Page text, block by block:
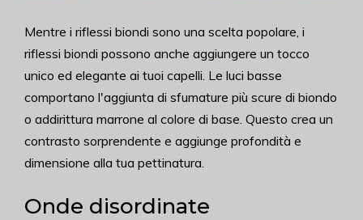
Mentre i riflessi biondi sono una scelta popolare, i
riflessi biondi possono anche aggiungere un tocco
unico ed elegante ai tuoi capelli. Le luci basse
comportano l'aggiunta di sfumature più scure di biondo
o addirittura marrone al colore di base. Questo crea un
contrasto sorprendente e aggiunge profondità e
dimensione alla tua pettinatura.
Onde disordinate